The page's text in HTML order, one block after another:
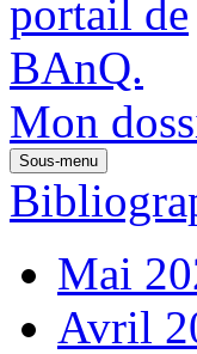
Mon
Sous-menu
Mai
Avril